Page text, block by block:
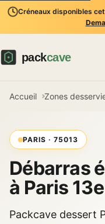
Créneaux disponibles
Accueil Zones
PARIS · 75013
Débarras
à Paris 13e
Packcave dessert